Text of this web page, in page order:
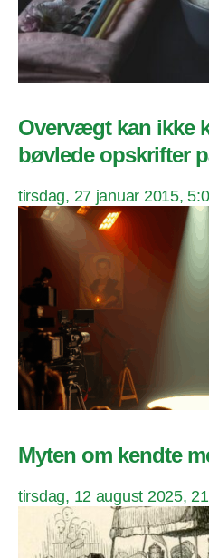
Overvægt kan ikke
bøvlede opskrifter
tirsdag, 27 januar 2015,
Myten om kendte
tirsdag, 12 august 2025,